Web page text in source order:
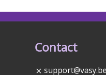
Contact
support@vasy.be